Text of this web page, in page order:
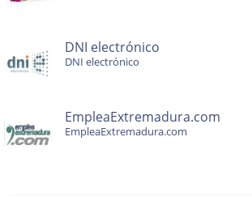
DNI electrónico
DNI electrónico
EmpleaExtremadura.com
EmpleaExtremadura.com